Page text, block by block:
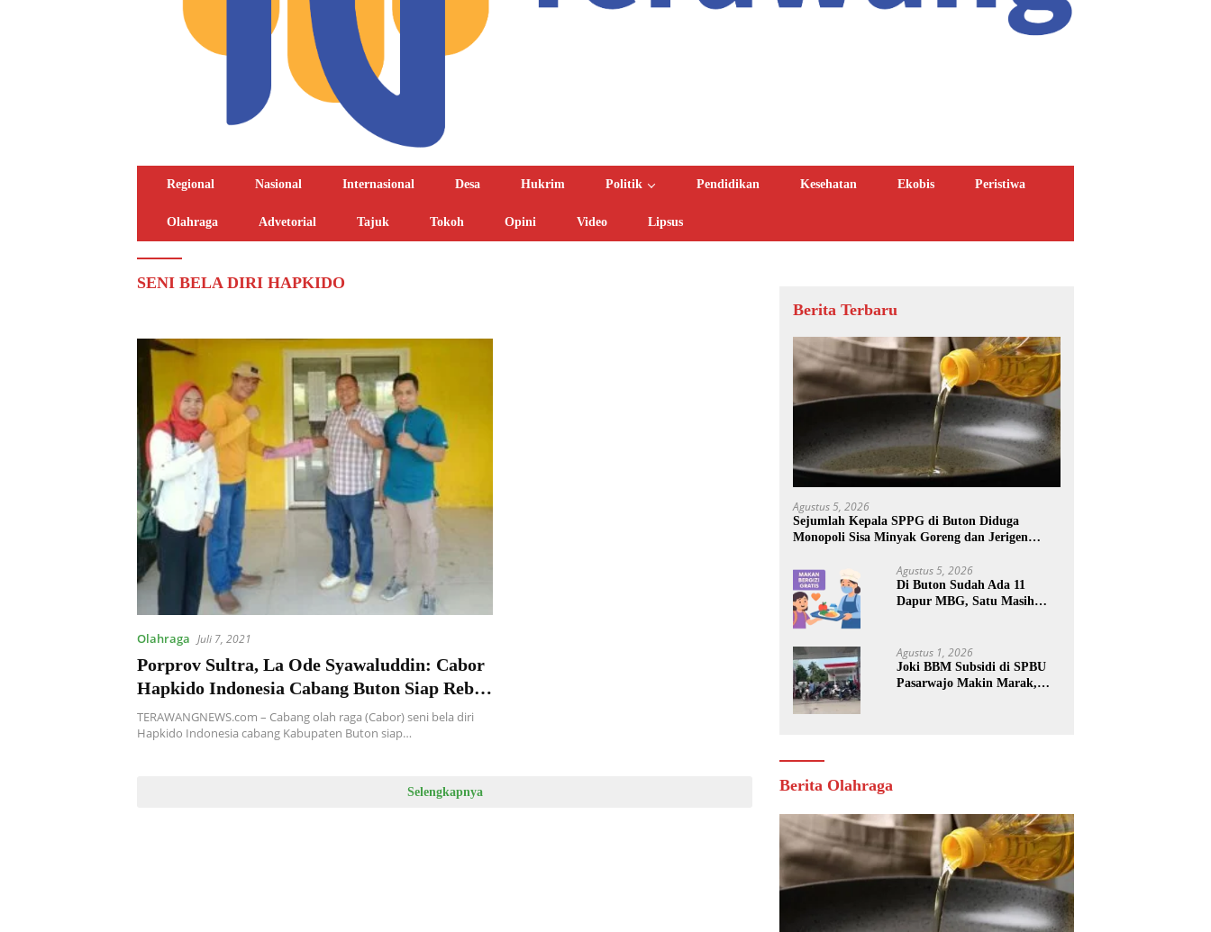
Regional Nasional Internasional Desa Hukrim Politik Pendidikan Kesehatan Ekobis Peristiwa
Olahraga Advetorial Tajuk Tokoh Opini Video Lipsus
SENI BELA DIRI HAPKIDO
Olahraga Juli 7, 2021
Porprov Sultra, La Ode Syawaluddin: Cabor
Hapkido Indonesia Cabang Buton Siap Rebut
Medali Emas
TERAWANGNEWS.com – Cabang olah raga (Cabor) seni bela diri
Hapkido Indonesia cabang Kabupaten Buton siap…
Selengkapnya
Berita Terbaru
Agustus 5, 2026
Sejumlah Kepala SPPG di Buton Diduga
Monopoli Sisa Minyak Goreng dan Jerigen
Agustus 5, 2026
Di Buton Sudah Ada 11
Dapur MBG, Satu Masih
Agustus 1, 2026
Joki BBM Subsidi di SPBU
Pasarwajo Makin Marak,
Berita Olahraga